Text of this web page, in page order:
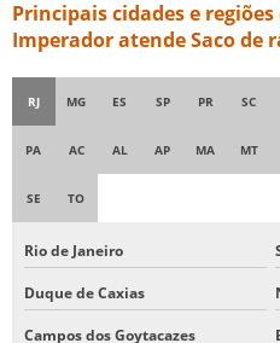
SACOS BIG BAG INDUSTRIAL
SACOS DE RÁFIA COMPRAR
SACOS DE RÁFIA LAMINADA
SACOS DE RÁFIA PARA ENTULHO
SACOS DE RÁFIA PERSONALIZADOS
SACOS DE RÁFIA SEM IMPRESSÃO
TELA DE ANIAGEM
TELA DE JUTA COMPRAR
TELA DE JUTA PARA ANIAGEM
Principais cidades e
Imperador atende Saco de
RJ MG ES SP PR SC
PA AC AL AP MA MT
SE TO
Rio de Janeiro
Duque de Caxias
Campos dos Goytacazes